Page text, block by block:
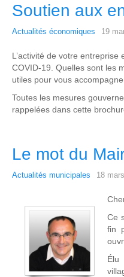
Soutien aux
Actualités économiques 19
L’activité de votre
COVID-19. Quelles sont les
utiles pour vous
Toutes les mesures
rappelées dans cette
Le mot du
Actualités municipales 18
Ce
fin
Élu